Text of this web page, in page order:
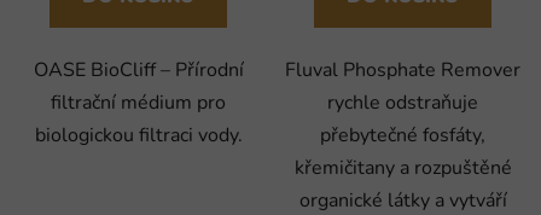
OASE BioCliff – Přírodní
filtrační médium pro
biologickou filtraci vody.
Fluval Phosphate Remover
rychle odstraňuje
přebytečné fosfáty,
křemičitany a rozpuštěné
organické látky a vytváří